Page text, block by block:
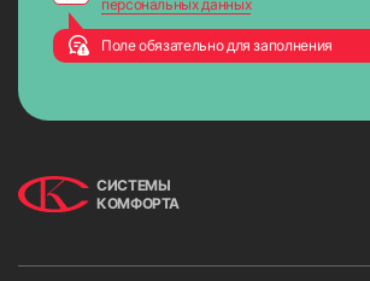
персональных данных
Поле обязательно для заполнения
СИСТЕМЫ
КОМФОРТА